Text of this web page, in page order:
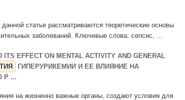
статье рассматриваются теоретические основы
заболеваний. Ключевые слова: сепсис, ...
EFFECT ON MENTAL ACTIVITY AND GENERAL
ГИПЕРУРИКЕМИИ И ЕЕ ВЛИЯНИЕ НА
Р ...
на жизненно важные органы, создают условия для